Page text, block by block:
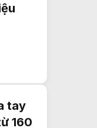
tay
160